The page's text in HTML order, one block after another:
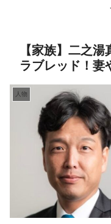
【家族】二之
ラブレッド！妻
人物